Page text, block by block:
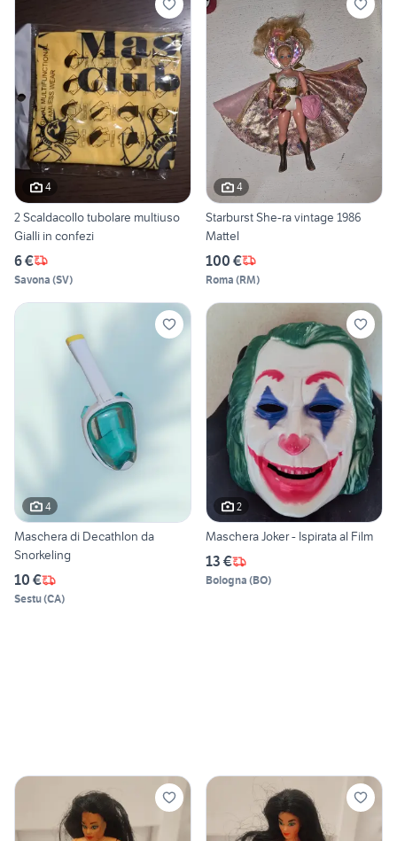
4
2 Scaldacollo tubolare multiuso
Gialli in confezi
6 €
Savona (SV)
4
Starburst She-ra vintage 1986
Mattel
100 €
Roma (RM)
4
Maschera di Decathlon da
Snorkeling
10 €
Sestu(CA)
2
Maschera Joker - Ispirata al Film
13 €
Bologna (BO)